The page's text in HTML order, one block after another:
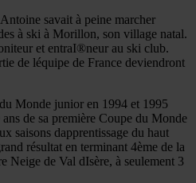
savait à peine marcher
à ski à Morillon, son village natal.
et entraI®neur au ski club.
de léquipe de France deviendront
Monde junior en 1994 et 1995
de sa première Coupe du Monde
saisons dapprentissage du haut
résultat en terminant 4ème de la
Neige de Val dIsère, à seulement 3